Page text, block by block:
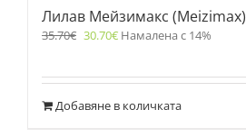
Лилав Мейзимакс (Meizimax)
35.70€ 30.70€ Намалена с 14%
Добавяне в количката